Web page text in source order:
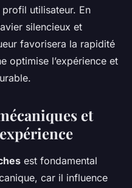
utilisateur. En
silencieux et
favorisera la rapidité
optimise l’expérience et
et
est fondamental
car il influence